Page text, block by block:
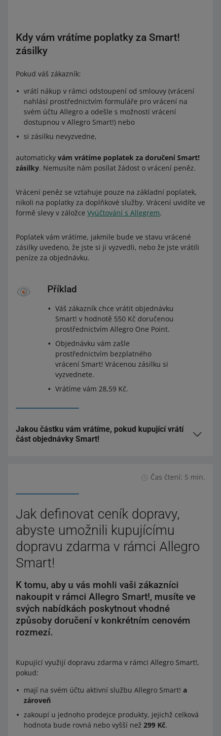
Kdy vám vrátíme poplatky za Smart!
zásilky
Pokud váš zákazník:
vrátí nákup v rámci odstoupení od smlouvy (vrácení
nahlásí prostřednictvím formuláře pro vrácení na
svém účtu Allegro a odešle s možností vrácení
dostupnou v Allegro Smart!) nebo
si zásilku nevyzvedne,
automaticky vám vrátíme poplatek za doručení Smart!
zásilky. Nemusíte nám posílat žádost o vrácení peněz.
Vrácení peněz se vztahuje pouze na základní poplatek,
nikoli na poplatky za doplňkové služby. Vrácení uvidíte ve
formě slevy v záložce Vyúčtování s Allegrem.
Poplatek vám vrátíme, jakmile bude ve stavu vrácené
zásilky uvedeno, že jste si ji vyzvedli, nebo že jste vrátili
peníze za objednávku.
Příklad
Váš zákazník chce vrátit objednávku
Smart! v hodnotě 550 Kč doručenou
prostřednictvím Allegro One Point.
Objednávku vám zašle
prostřednictvím bezplatného
vrácení Smart! Vrácenou zásilku si
vyzvednete.
Vrátíme vám 28,59 Kč.
Jakou částku vám vrátíme, pokud kupující vrátí
část objednávky Smart!
Pokud je hodnota nové objednávky dostatečně nízká, aby
se kvalifikovala pro nižší cenové rozpětí, vrátíme vám
Podívejte se na příklad objednávky odeslané pomocí
Allegro One Point
Poplatek za zásilku
od 269 do 378,99 Kč 17,59 Kč
od 379 do 588,99 Kč 28,59 Kč
od 589 do 878,99 Kč
Hodnota objednávky před vrácením byla 500 Kč a
poplatek za Smart! zásilku byl 28,59 Kč.
Hodnota produktů, které kupující vrací, je 200 Kč.
Čas čtení: 5 min.
Jak definovat ceník dopravy,
abyste umožnili kupujícímu
dopravu zdarma v rámci Allegro
Smart!
K tomu, aby u vás mohli vaši zákazníci
nakoupit v rámci Allegro Smart!, musíte ve
svých nabídkách poskytnout vhodné
způsoby doručení v konkrétním cenovém
rozmezí.
Kupující využijí dopravu zdarma v rámci Allegro Smart!,
pokud:
mají na svém účtu aktivní službu Allegro Smart! a
zároveň
zakoupí u jednoho prodejce produkty, jejichž celková
hodnota bude rovná nebo vyšší než 299 Kč.